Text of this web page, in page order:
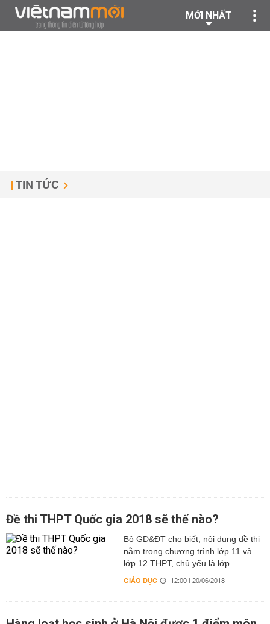
MỚI NHẤT
TIN TỨC
Đề thi THPT Quốc gia 2018 sẽ thế nào?
Bộ GD&ĐT cho biết, nội dung đề thi
nằm trong chương trình lớp 11 và
lớp 12 THPT, chủ yếu là lớp...
GIÁO DỤC 12:00 | 20/06/2018